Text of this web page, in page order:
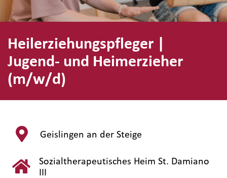
Heilerziehungspfleger |
Jugend- und Heimerzieher
(m/w/d)
Geislingen an der Steige
Sozialtherapeutisches Heim St. Damiano
III